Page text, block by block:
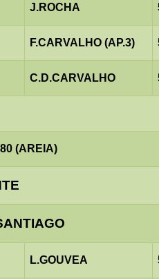
J.ROCHA
F.CARVALHO (AP.3)
C.D.CARVALHO
(AREIA)
L.GOUVEA